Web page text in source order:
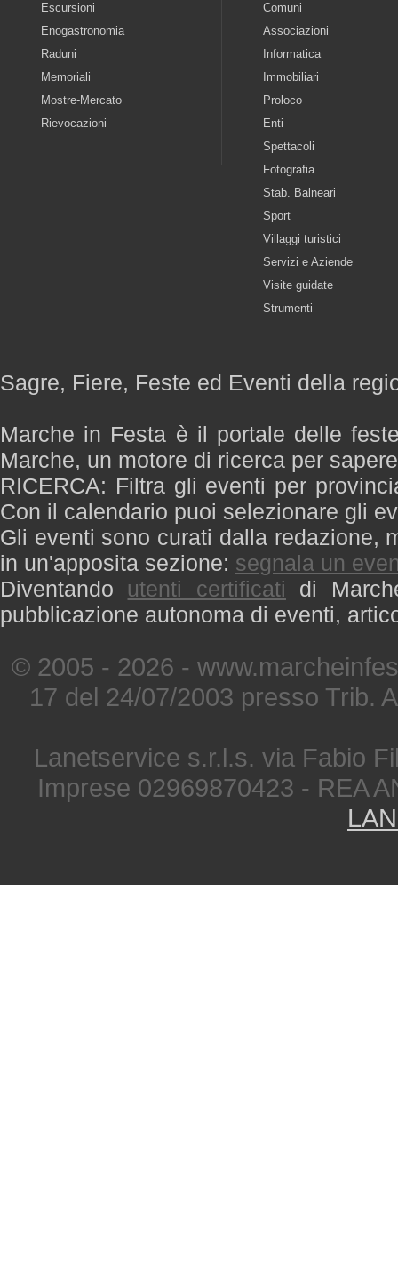
Escursioni
Enogastronomia
Raduni
Memoriali
Mostre-Mercato
Rievocazioni
Comuni
Associazioni
Informatica
Immobiliari
Proloco
Enti
Spettacoli
Fotografia
Stab. Balneari
Sport
Villaggi turistici
Servizi e Aziende
Visite guidate
Strumenti
Sagre, Fiere, Feste ed Eventi della
Marche in Festa è il portale delle
Marche, un motore di ricerca per
RICERCA: Filtra gli eventi per
Con il calendario puoi selezionare gli
Gli eventi sono curati dalla redazione,
in un'apposita sezione: segnala un
Diventando utenti certificati di
pubblicazione autonoma di eventi,
© 2005 - 2026 -
17 del 24/07/2003 presso Trib.
Lanetservice s.r.l.s. via Fabio
Imprese 02969870423 - REA